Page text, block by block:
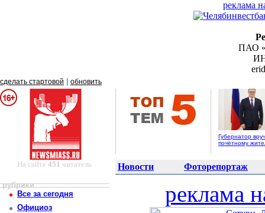
реклама
ПАО
сделать стартовой обновить
Губернатор
почётному
На сайте451 читатель Новости Фоторепортаж
рубрики
Все за сегодня
Официоз
реклама